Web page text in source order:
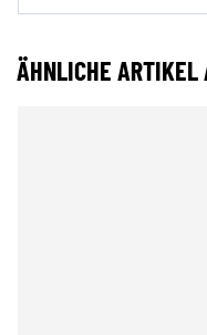
ÄHNLICHE ARTIKEL